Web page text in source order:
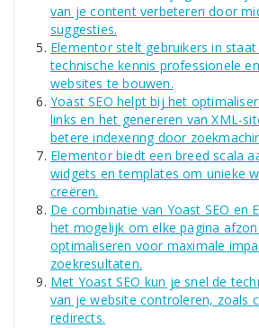
van je content verbeteren door
suggesties.
Elementor stelt gebruikers in
technische kennis professionele
websites te bouwen.
Yoast SEO helpt bij het
links en het genereren van XML-
betere indexering door
Elementor biedt een breed scala
widgets en templates om unieke
creëren.
De combinatie van Yoast SEO en
het mogelijk om elke pagina
optimaliseren voor maximale
zoekresultaten.
Met Yoast SEO kun je snel de
van je website controleren, zoals
redirects.